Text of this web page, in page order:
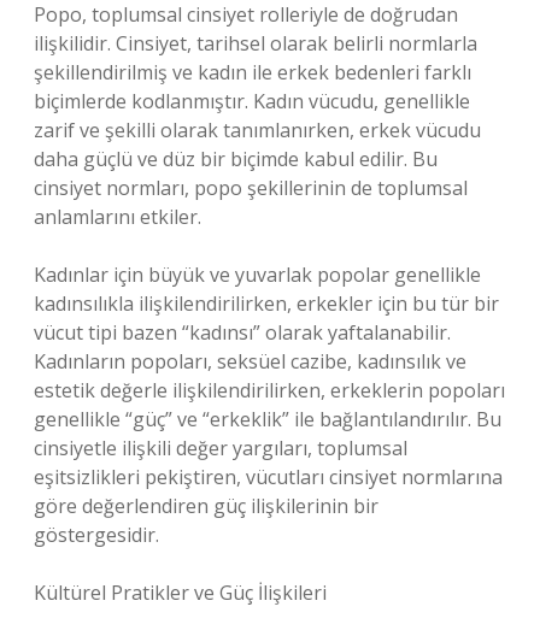
Popo, toplumsal cinsiyet rolleriyle de doğrudan
ilişkilidir. Cinsiyet, tarihsel olarak belirli normlarla
şekillendirilmiş ve kadın ile erkek bedenleri farklı
biçimlerde kodlanmıştır. Kadın vücudu, genellikle
zarif ve şekilli olarak tanımlanırken, erkek vücudu
daha güçlü ve düz bir biçimde kabul edilir. Bu
cinsiyet normları, popo şekillerinin de toplumsal
anlamlarını etkiler.
Kadınlar için büyük ve yuvarlak popolar genellikle
kadınsılıkla ilişkilendirilirken, erkekler için bu tür bir
vücut tipi bazen “kadınsı” olarak yaftalanabilir.
Kadınların popoları, seksüel cazibe, kadınsılık ve
estetik değerle ilişkilendirilirken, erkeklerin popoları
genellikle “güç” ve “erkeklik” ile bağlantılandırılır. Bu
cinsiyetle ilişkili değer yargıları, toplumsal
eşitsizlikleri pekiştiren, vücutları cinsiyet normlarına
göre değerlendiren güç ilişkilerinin bir
göstergesidir.
Kültürel Pratikler ve Güç İlişkileri